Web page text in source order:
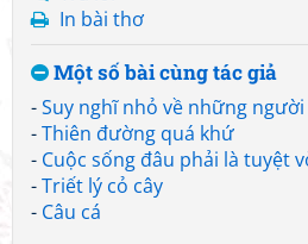
In bài thơ
Một số bài cùng tác giả
-Suy nghĩ nhỏ về những
-Thiên đường quá khứ
- Cuộc sống đâu phải là tuyệt
-Triết lý cỏ cây
- Câu cá